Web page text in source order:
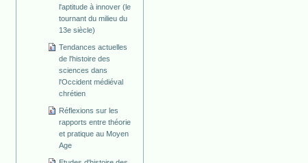
l'aptitude à innover (le
tournant du milieu du
13e siècle)
Tendances actuelles
de l'histoire des
sciences dans
l'Occident médiéval
chrétien
Réflexions sur les
rapports entre théorie
et pratique au Moyen
Age